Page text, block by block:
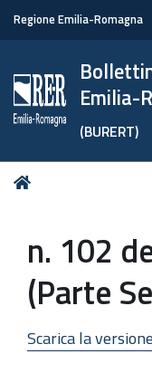
Regione Emilia-Romagna
Emilia-
(BURERT)
Tu
n. 102
(Parte
Scarica la